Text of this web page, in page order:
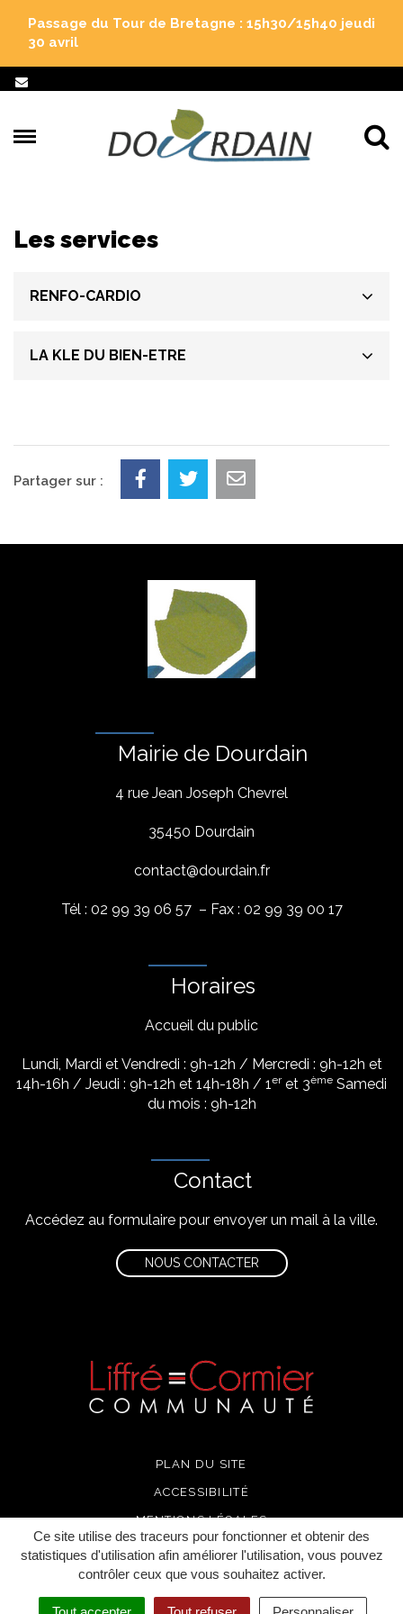
Ce site utilise des traceurs pour fonctionner et obtenir des
statistiques d'utilisation afin améliorer l'utilisation, vous pouvez
contrôler ceux que vous souhaitez activer.
Passage du Tour de Bretagne : 15h30/15h40 jeudi
30 avril
Les services
RENFO-CARDIO
LA KLE DU BIEN-ETRE
Partager sur :
Mairie de Dourdain
4 rue Jean Joseph Chevrel
35450 Dourdain
contact@dourdain.fr
Tél : 02 99 39 06 57 – Fax : 02 99 39 00 17
Horaires
Accueil du public
Lundi, Mardi et Vendredi : 9h-12h / Mercredi : 9h-12h et
14h-16h / Jeudi : 9h-12h et 14h-18h / 1eret 3ème Samedi
du mois : 9h-12h
Contact
Accédez au formulaire pour envoyer un mail à la ville.
NOUS CONTACTER
PLAN DU SITE
ACCESSIBILITÉ
MENTIONS LÉGALES
POLITIQUE DE CONFIDENTIALITÉ
CRÉDITS